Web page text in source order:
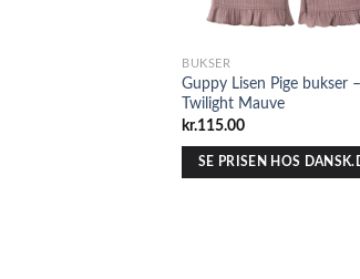
BUKSER
Guppy Lisen Pige bukser –
Twilight Mauve
kr.115.00
SE PRISEN HOS